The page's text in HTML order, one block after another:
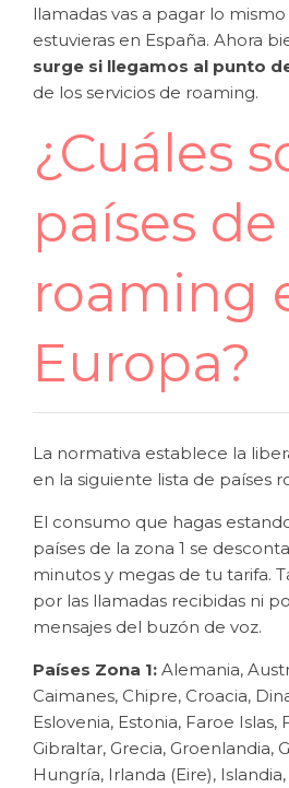
llamadas vas a pagar lo
estuvieras en España. Ahora
surge si llegamos al punto
de los servicios de roaming.
¿Cuáles
países de
roaming
Europa?
La normativa establece la
en la siguiente lista de países
El consumo que hagas
países de la zona 1 se
minutos y megas de tu tarifa.
por las llamadas recibidas ni
mensajes del buzón de voz.
Países Zona 1: Alemania,
Caimanes, Chipre, Croacia,
Eslovenia, Estonia, Faroe Islas,
Gibraltar, Grecia, Groenlandia,
Hungría, Irlanda (Eire),